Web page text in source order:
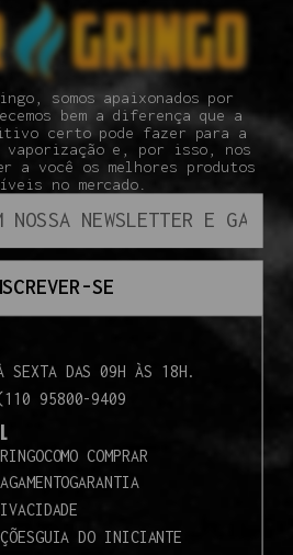
somos apaixonados por
bem a diferença que a
certo pode fazer para a
vaporização e, por isso, nos
a você os melhores produtos
no mercado.
SE
SEXTA DAS 09H ÀS 18H.
95800-9409
COMO COMPRAR
GARANTIA
GUIA DO INICIANTE